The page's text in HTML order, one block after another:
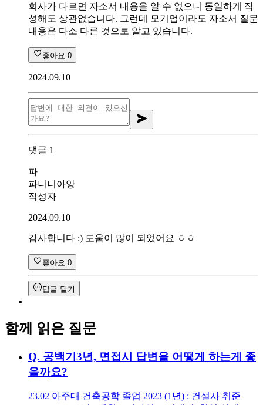
회사가 다르면 자소서 내용을 알 수 없으니 동일하게 작
성해도 상관없습니다. 그런데 모기업이라도 자소서 질문
내용은 다소 다른 것으로 알고 있습니다.
좋아요 0
2024.09.10
댓글 1
파
파니니아앙
작성자
2024.09.10
감사합니다 :) 도움이 많이 되었어요 ㅎㅎ
좋아요 0
답글 달기
함께 읽은 질문
Q. 공백기3년, 면접시 답변을 어떻게 하는게 좋
을까요?
23.02 아주대 건축공학 졸업 2023 (1년) : 건설사 취준